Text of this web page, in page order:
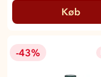
Køb
-43%